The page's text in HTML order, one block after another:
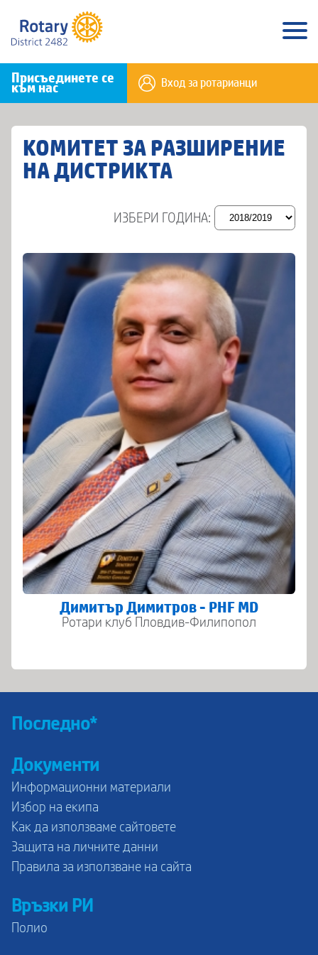
Присъединете се
към нас Вход за ротарианци
КОМИТЕТ ЗА РАЗШИРЕНИЕ
НА ДИСТРИКТА
ИЗБЕРИ ГОДИНА:
Димитър Димитров - PHF MD
Ротари клуб Пловдив-Филипопол
Последно*
Документи
Информационни материали
Избор на екипа
Как да използваме сайтовете
Защита на личните данни
Правила за използване на сайта
Връзки РИ
Полио